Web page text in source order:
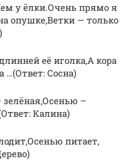
у ёлки.Очень прямо я
опушке,Ветки — только
её иголка,А кора
…(Ответ: Сосна)
зелёная,Осенью –
Калина)
питает,